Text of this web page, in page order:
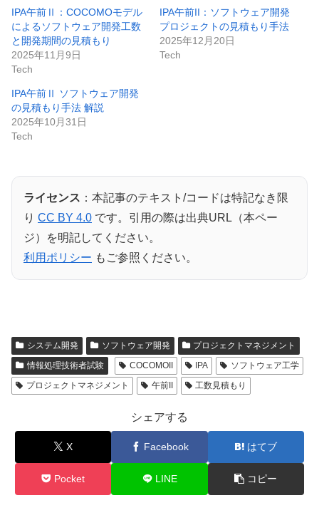
IPA午前Ⅱ：COCOMOモデル
によるソフトウェア開発工数
と開発期間の見積もり
2025年11月9日
Tech
IPA午前II：ソフトウェア開発
プロジェクトの見積もり手法
2025年12月20日
Tech
IPA午前Ⅱ ソフトウェア開発
の見積もり手法 解説
2025年10月31日
Tech
ライセンス ：本記事のテキスト/コードは特記なき限
り CC BY 4.0 です。引用の際は出典URL（本ペー
ジ）を明記してください。
利用ポリシー もご参照ください。
システム開発 ソフトウェア開発
プロジェクトマネジメント
情報処理技術者試験
COCOMOII IPA
ソフトウェア工学
プロジェクトマネジメント
午前II 工数見積もり
シェアする
X Facebook はてブ
Pocket LINE コピー